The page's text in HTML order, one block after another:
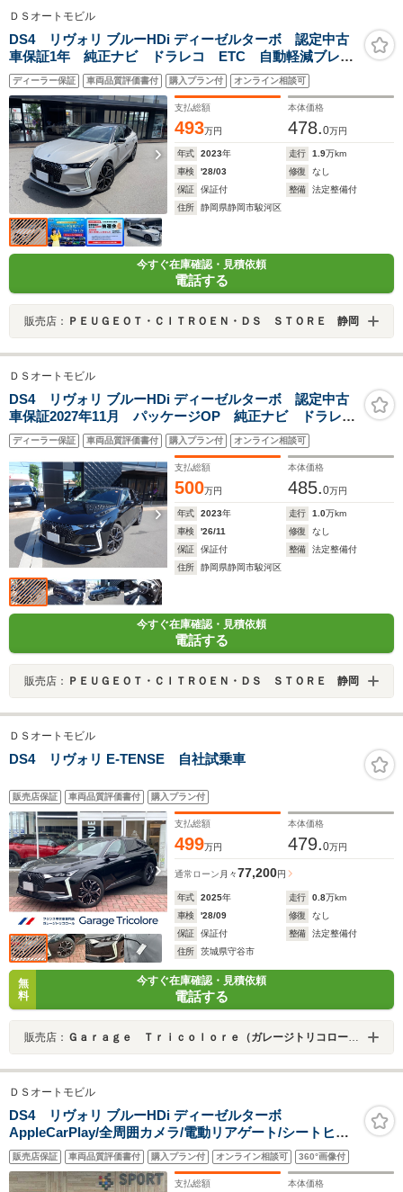
ＤＳオートモビル
DS4 リヴォリ ブルーHDi ディーゼルターボ 認定中古
車保証1年 純正ナビ ドラレコ ETC 自動軽減ブレー
キ LEDヘッドライト バック&フロントカメラ 電動テ
ールゲート ACC
ディーラー保証 車両品質評価書付 購入プラン付 オンライン相談可
支払総額
493万円
本体価格
478.0万円
年式 2023年 走行 1.9万km
車検
'28/03 修復
なし
保証
保証付 整備
法定整備付
住所
静岡県静岡市駿河区
今すぐ在庫確認・見積依頼
電話する
販売店： ＰＥＵＧＥＯＴ・ＣＩＴＲＯＥＮ・ＤＳ ＳＴＯＲＥ 静岡
ＤＳオートモビル
DS4 リヴォリ ブルーHDi ディーゼルターボ 認定中古
車保証2027年11月 パッケージOP 純正ナビ ドラレ
コ レーダー ETC 自動軽減ブレーキ LEDヘッドラ
イト バックカメラ カープレイ&アンドロイドオート
ACC
ディーラー保証 車両品質評価書付 購入プラン付 オンライン相談可
支払総額
500万円
本体価格
485.0万円
年式 2023年 走行 1.0万km
車検
'26/11 修復
なし
保証
保証付 整備
法定整備付
住所
静岡県静岡市駿河区
今すぐ在庫確認・見積依頼
電話する
販売店： ＰＥＵＧＥＯＴ・ＣＩＴＲＯＥＮ・ＤＳ ＳＴＯＲＥ 静岡
ＤＳオートモビル
DS4 リヴォリ E-TENSE 自社試乗車
販売店保証 車両品質評価書付 購入プラン付
支払総額
499万円
本体価格
479.0万円
通常ローン 月々77,200円
年式 2025年 走行 0.8万km
車検
'28/09 修復
なし
保証
保証付 整備
法定整備付
住所
茨城県守谷市
無
料
今すぐ在庫確認・見積依頼
電話する
販売店： Ｇａｒａｇｅ Ｔｒｉｃｏｌｏｒｅ（ガレージトリコロール）
ＤＳオートモビル
DS4 リヴォリ ブルーHDi ディーゼルターボ
AppleCarPlay/全周囲カメラ/電動リアゲート/シートヒー
ター&ベンチレーション/ステアリングヒーター/ワイヤレ
ス充電/ブラインドスポットモニター/ヘッドアップディス
プレイ/パドルシフト
販売店保証 車両品質評価書付 購入プラン付 オンライン相談可 360°画像付
支払総額 本体価格